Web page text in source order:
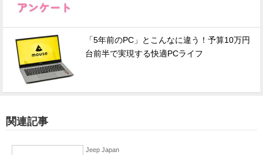
「5年前のPC」とこんなに違う！予算10万円
台前半で実現する快適PCライフ
関連記事
Jeep Japan